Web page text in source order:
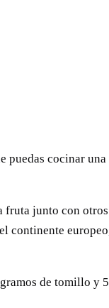
puedas cocinar
fruta junto con
continente
de tomillo y